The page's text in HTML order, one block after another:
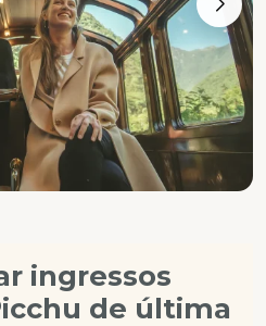
ingressos
de última